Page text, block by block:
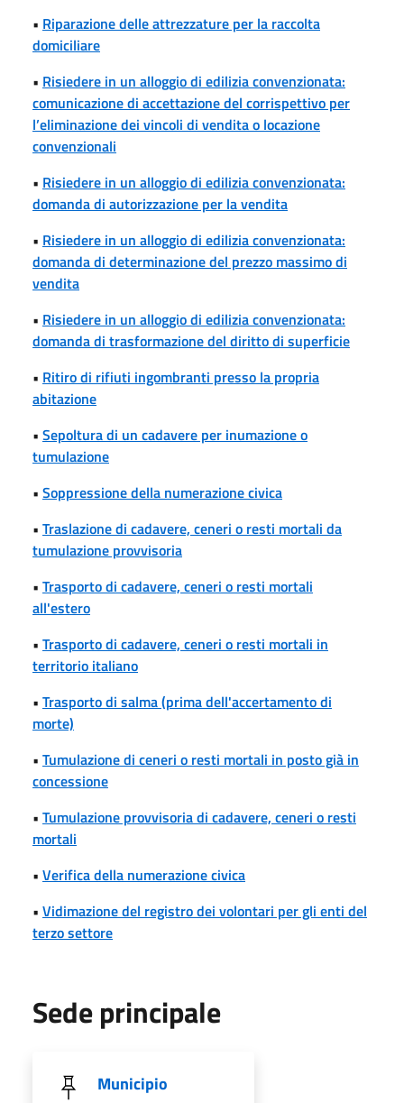
• Riparazione delle attrezzature per la raccolta
domiciliare
• Risiedere in un alloggio di edilizia convenzionata:
comunicazione di accettazione del corrispettivo per
l’eliminazione dei vincoli di vendita o locazione
convenzionali
• Risiedere in un alloggio di edilizia convenzionata:
domanda di autorizzazione per la vendita
• Risiedere in un alloggio di edilizia convenzionata:
domanda di determinazione del prezzo massimo di
vendita
• Risiedere in un alloggio di edilizia convenzionata:
domanda di trasformazione del diritto di superficie
• Ritiro di rifiuti ingombranti presso la propria
abitazione
• Sepoltura di un cadavere per inumazione o
tumulazione
• Soppressione della numerazione civica
• Traslazione di cadavere, ceneri o resti mortali da
tumulazione provvisoria
• Trasporto di cadavere, ceneri o resti mortali
all'estero
• Trasporto di cadavere, ceneri o resti mortali in
territorio italiano
• Trasporto di salma (prima dell'accertamento di
morte)
• Tumulazione di ceneri o resti mortali in posto già in
concessione
• Tumulazione provvisoria di cadavere, ceneri o resti
mortali
• Verifica della numerazione civica
• Vidimazione del registro dei volontari per gli enti del
terzo settore
Sede principale
Municipio